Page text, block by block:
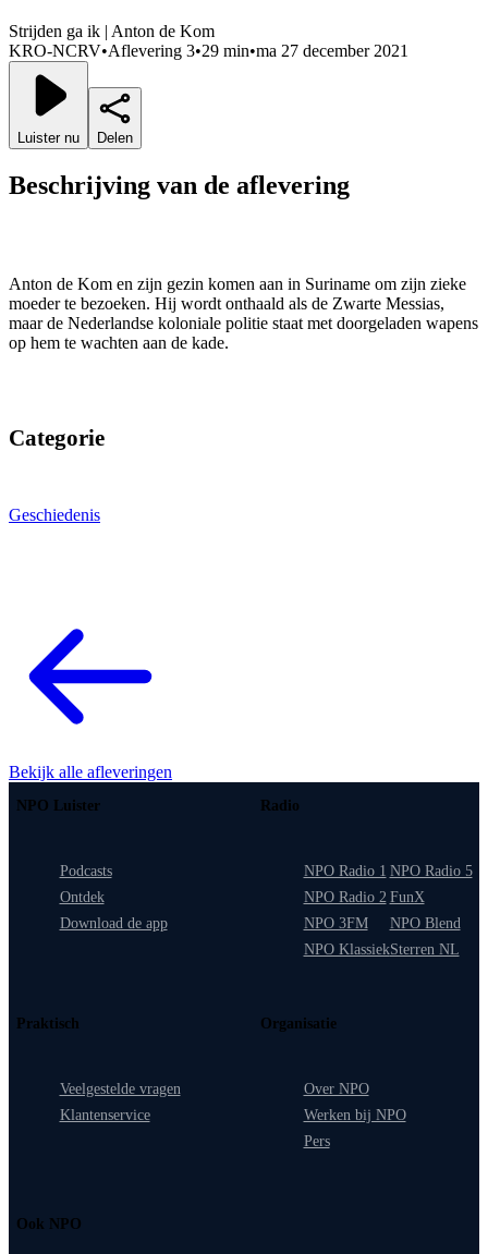
Strijden ga ik | Anton de Kom
KRO-NCRV•Aflevering 3•29 min•ma 27 december 2021
Luister nu Delen
Beschrijving van de aflevering
Anton de Kom en zijn gezin komen aan in Suriname om zijn zieke
moeder te bezoeken. Hij wordt onthaald als de Zwarte Messias,
maar de Nederlandse koloniale politie staat met doorgeladen wapens
op hem te wachten aan de kade.
Categorie
Geschiedenis
Bekijk alle afleveringen
NPO Luister
Podcasts
Ontdek
Download de app
Radio
NPO Radio 1
NPO Radio 2
NPO 3FM
NPO Klassiek
NPO Radio 5
FunX
NPO Blend
Sterren NL
Praktisch
Veelgestelde vragen
Klantenservice
Organisatie
Over NPO
Werken bij NPO
Pers
Ook NPO